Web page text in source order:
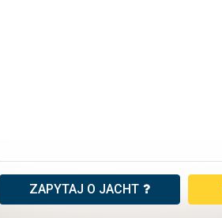
ZAPYTAJ O JACHT